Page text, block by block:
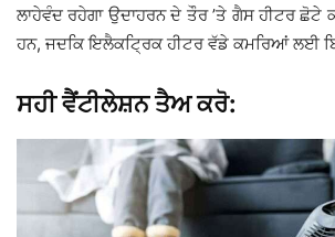
ਲਾਹੇਵੰਦ ਰਹੇਗਾ ਉਦਾਹਰਨ ਦੇ ਤੌਰ ’ਤੇ ਗੈਸ ਹੀਟਰ ਛੋਟੇ
ਹਨ, ਜਦਕਿ ਇਲੈਕਟ੍ਰਿਕ ਹੀਟਰ ਵੱਡੇ ਕਮਰਿਆਂ ਲਈ
ਸਹੀ ਵੈਂਟੀਲੇਸ਼ਨ ਤੈਅ ਕਰੋ: